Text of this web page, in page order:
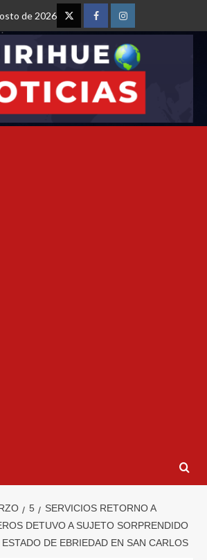
de 2026
5
SERVICIOS RETORNO A
DETUVO A SUJETO SORPRENDIDO
DE EBRIEDAD EN SAN CARLOS